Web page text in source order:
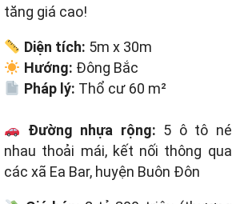
tăng giá cao!
Diện tích: 5m x 30m
Hướng: Đông Bắc
Pháp lý: Thổ cư 60 m²
Đường nhựa rộng: 5 ô tô né
nhau thoải mái, kết nối thông qua
các xã Ea Bar, huyện Buôn Đôn